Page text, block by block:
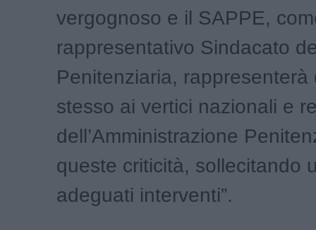
vergognoso e il SAPPE,
rappresentativo Sindacato
Penitenziaria, rappresenterà
stesso ai vertici nazionali e
dell’Amministrazione
queste criticità, sollecitando
adeguati interventi”.